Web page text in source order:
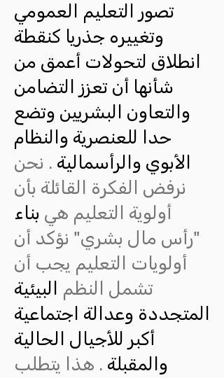
تصور التعليم العمومي
وتغييره جذريا كنقطة
انطلاق لتحولات أعمق من
شأنها أن تعزز التضامن
والتعاون البشريين وتضع
حدا للعنصرية والنظام
الأبوي والرأسمالية . نحن
نرفض الفكرة القائلة بأن
أولوية التعليم هي بناء
"رأس مال بشري" نؤكد أن
أولويات التعليم يجب أن
تشمل النظم البيئية
المتجددة وعدالة اجتماعية
أكبر للأجيال الحالية
والمقبلة . هذا يتطلب